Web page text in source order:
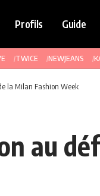
Profils Guide
TWICE NEWJEANS
la Milan Fashion Week
au